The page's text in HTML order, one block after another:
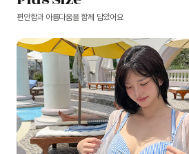
편안함과 아름다움을 함께 담았어요